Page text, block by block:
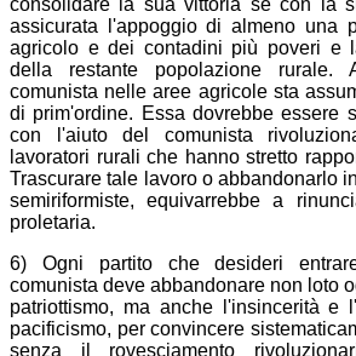
consolidare la sua vittoria se con la
assicurata l'appoggio di almeno una
agricolo e dei contadini più poveri e
della restante popolazione rurale.
comunista nelle aree agricole sta
di prim'ordine. Essa dovrebbe essere
con l'aiuto del comunista
lavoratori rurali che hanno stretto
Trascurare tale lavoro o abbandonarlo
semiriformiste, equivarrebbe a
proletaria.
6) Ogni partito che desideri
comunista deve abbandonare non loto
patriottismo, ma anche l'insincerità e
pacificismo, per convincere
senza il rovesciamento